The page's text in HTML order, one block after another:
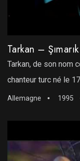
Tarkan – Şımarık
Tarkan, de son nom
chanteur turc né le 17
Allemagne 1995